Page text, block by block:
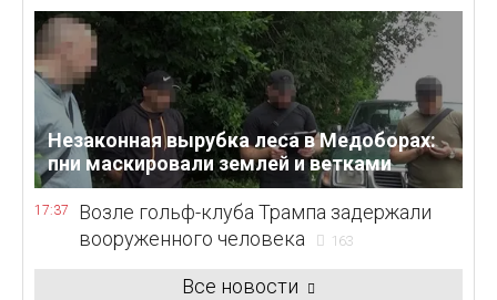
Незаконная вырубка леса в Медоборах:
пни маскировали землей и ветками
17:37
Возле гольф-клуба Трампа задержали
вооруженного человека
163
Все новости